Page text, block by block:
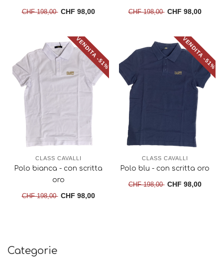
CHF 198,00 CHF 98,00 CHF 198,00 CHF 98,00
VENDITA -51%
CLASS CAVALLI
Polo bianca - con scritta
oro
CHF 198,00 CHF 98,00
VENDITA -51%
CLASS CAVALLI
Polo blu - con scritta oro
CHF 198,00 CHF 98,00
Categorie